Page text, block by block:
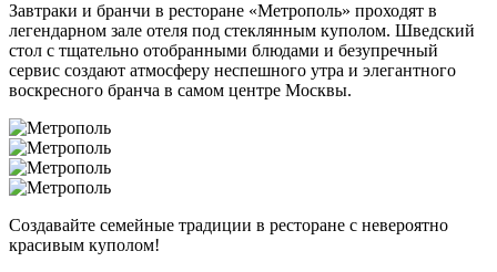
Завтраки и бранчи в ресторане «Метрополь» проходят в
легендарном зале отеля под стеклянным куполом. Шведский
стол с тщательно отобранными блюдами и безупречный
сервис создают атмосферу неспешного утра и элегантного
воскресного бранча в самом центре Москвы.
Создавайте семейные традиции в ресторане с невероятно
красивым куполом!